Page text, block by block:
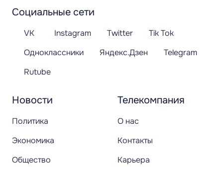
Новости
Политика
Экономика
Общество
Телекомпания
О нас
Контакты
Карьера
Социальные сети
VK Instagram Twitter
Tik Tok
Одноклассники
Яндекс.Дзен
Telegram
Rutube